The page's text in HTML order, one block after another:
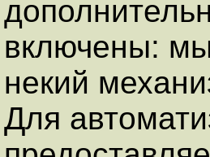
включены:
некий
Для